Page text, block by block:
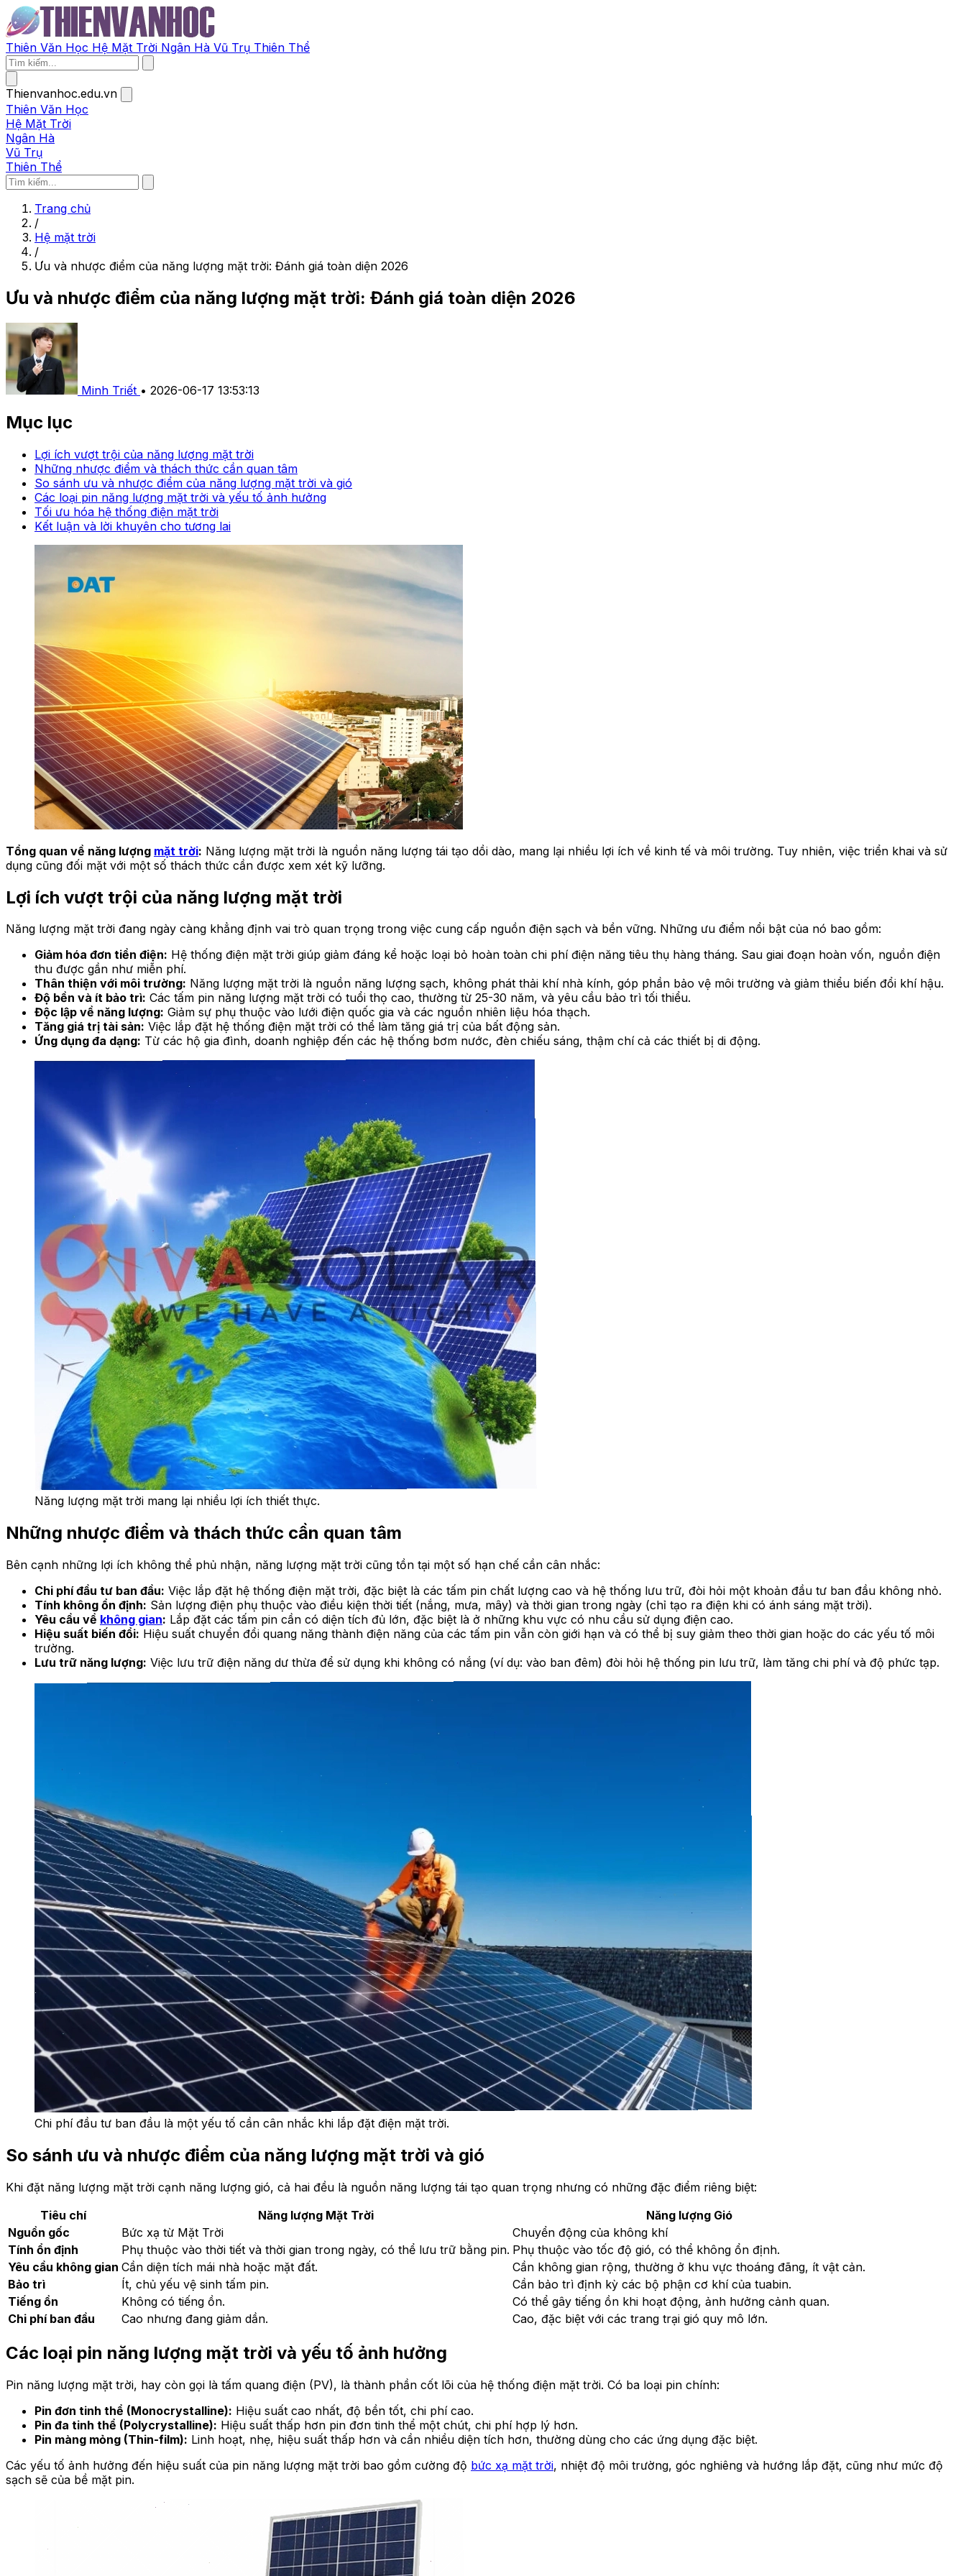
Thiên Văn Học Hệ Mặt Trời Ngân Hà Vũ Trụ Thiên Thể
Thienvanhoc.edu.vn
Thiên Văn Học
Hệ Mặt Trời
Ngân Hà
Vũ Trụ
Thiên Thể
Trang chủ
/
Hệ mặt trời
/
Ưu và nhược điểm của năng lượng mặt trời: Đánh giá toàn diện 2026
Ưu và nhược điểm của năng lượng mặt trời: Đánh giá toàn diện 2026
Minh Triết • 2026-06-17 13:53:13
Mục lục
Lợi ích vượt trội của năng lượng mặt trời
Những nhược điểm và thách thức cần quan tâm
So sánh ưu và nhược điểm của năng lượng mặt trời và gió
Các loại pin năng lượng mặt trời và yếu tố ảnh hưởng
Tối ưu hóa hệ thống điện mặt trời
Kết luận và lời khuyên cho tương lai
Tổng quan về năng lượng mặt trời: Năng lượng mặt trời là nguồn năng lượng tái tạo dồi dào, mang lại nhiều lợi ích về kinh tế và môi trường. Tuy nhiên, việc triển khai và sử
dụng cũng đối mặt với một số thách thức cần được xem xét kỹ lưỡng.
Lợi ích vượt trội của năng lượng mặt trời
Năng lượng mặt trời đang ngày càng khẳng định vai trò quan trọng trong việc cung cấp nguồn điện sạch và bền vững. Những ưu điểm nổi bật của nó bao gồm:
Giảm hóa đơn tiền điện: Hệ thống điện mặt trời giúp giảm đáng kể hoặc loại bỏ hoàn toàn chi phí điện năng tiêu thụ hàng tháng. Sau giai đoạn hoàn vốn, nguồn điện
thu được gần như miễn phí.
Thân thiện với môi trường: Năng lượng mặt trời là nguồn năng lượng sạch, không phát thải khí nhà kính, góp phần bảo vệ môi trường và giảm thiểu biến đổi khí hậu.
Độ bền và ít bảo trì: Các tấm pin năng lượng mặt trời có tuổi thọ cao, thường từ 25-30 năm, và yêu cầu bảo trì tối thiểu.
Độc lập về năng lượng: Giảm sự phụ thuộc vào lưới điện quốc gia và các nguồn nhiên liệu hóa thạch.
Tăng giá trị tài sản: Việc lắp đặt hệ thống điện mặt trời có thể làm tăng giá trị của bất động sản.
Ứng dụng đa dạng: Từ các hộ gia đình, doanh nghiệp đến các hệ thống bơm nước, đèn chiếu sáng, thậm chí cả các thiết bị di động.
Năng lượng mặt trời mang lại nhiều lợi ích thiết thực.
Những nhược điểm và thách thức cần quan tâm
Bên cạnh những lợi ích không thể phủ nhận, năng lượng mặt trời cũng tồn tại một số hạn chế cần cân nhắc:
Chi phí đầu tư ban đầu: Việc lắp đặt hệ thống điện mặt trời, đặc biệt là các tấm pin chất lượng cao và hệ thống lưu trữ, đòi hỏi một khoản đầu tư ban đầu không nhỏ.
Tính không ổn định: Sản lượng điện phụ thuộc vào điều kiện thời tiết (nắng, mưa, mây) và thời gian trong ngày (chỉ tạo ra điện khi có ánh sáng mặt trời).
Yêu cầu về không gian: Lắp đặt các tấm pin cần có diện tích đủ lớn, đặc biệt là ở những khu vực có nhu cầu sử dụng điện cao.
Hiệu suất biến đổi: Hiệu suất chuyển đổi quang năng thành điện năng của các tấm pin vẫn còn giới hạn và có thể bị suy giảm theo thời gian hoặc do các yếu tố môi
trường.
Lưu trữ năng lượng: Việc lưu trữ điện năng dư thừa để sử dụng khi không có nắng (ví dụ: vào ban đêm) đòi hỏi hệ thống pin lưu trữ, làm tăng chi phí và độ phức tạp.
Chi phí đầu tư ban đầu là một yếu tố cần cân nhắc khi lắp đặt điện mặt trời.
So sánh ưu và nhược điểm của năng lượng mặt trời và gió
Khi đặt năng lượng mặt trời cạnh năng lượng gió, cả hai đều là nguồn năng lượng tái tạo quan trọng nhưng có những đặc điểm riêng biệt:
Tiêu chí
Năng lượng Mặt Trời
Năng lượng Gió
Nguồn gốc
Bức xạ từ Mặt Trời
Chuyển động của không khí
Tính ổn định
Phụ thuộc vào thời tiết và thời gian trong ngày, có thể lưu trữ bằng pin. Phụ thuộc vào tốc độ gió, có thể không ổn định.
Yêu cầu không gian Cần diện tích mái nhà hoặc mặt đất.
Cần không gian rộng, thường ở khu vực thoáng đãng, ít vật cản.
Bảo trì
Ít, chủ yếu vệ sinh tấm pin.
Cần bảo trì định kỳ các bộ phận cơ khí của tuabin.
Tiếng ồn
Không có tiếng ồn.
Có thể gây tiếng ồn khi hoạt động, ảnh hưởng cảnh quan.
Chi phí ban đầu
Cao nhưng đang giảm dần. Cao, đặc biệt với các trang trại gió quy mô lớn.
Các loại pin năng lượng mặt trời và yếu tố ảnh hưởng
Pin năng lượng mặt trời, hay còn gọi là tấm quang điện (PV), là thành phần cốt lõi của hệ thống điện mặt trời. Có ba loại pin chính:
Pin đơn tinh thể (Monocrystalline): Hiệu suất cao nhất, độ bền tốt, chi phí cao.
Pin đa tinh thể (Polycrystalline): Hiệu suất thấp hơn pin đơn tinh thể một chút, chi phí hợp lý hơn.
Pin màng mỏng (Thin-film): Linh hoạt, nhẹ, hiệu suất thấp hơn và cần nhiều diện tích hơn, thường dùng cho các ứng dụng đặc biệt.
Các yếu tố ảnh hưởng đến hiệu suất của pin năng lượng mặt trời bao gồm cường độ bức xạ mặt trời, nhiệt độ môi trường, góc nghiêng và hướng lắp đặt, cũng như mức độ
sạch sẽ của bề mặt pin.